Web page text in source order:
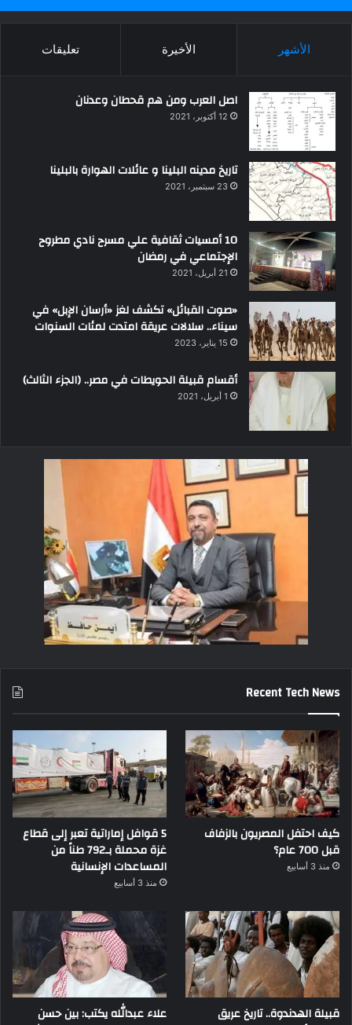
الأشهر الأخيرة تعليقات
اصل العرب ومن هم قحطان وعدنان
12 أكتوبر، 2021
تاريخ مدينه البلينا و عائلات الهوارة بالبلينا
23 سبتمبر، 2021
10 أمسيات ثقافية علي مسرح نادي مطروح
الإجتماعي في رمضان
21 أبريل، 2021
«صوت القبائل» تكشف لغز «أرسان الإبل» في
سيناء.. سلالات عريقة امتدت لمئات السنوات
15 يناير، 2023
أقسام قبيلة الحويطات في مصر.. (الجزء الثالث)
1 أبريل، 2021
Recent Tech News
كيف احتفل المصريون بالزفاف
قبل 700 عام؟
منذ 3 أسابيع
5 قوافل إماراتية تعبر إلى قطاع
غزة محملة بـ792 طناً من
المساعدات الإنسانية
منذ 3 أسابيع
قبيلة الهدندوة.. تاريخ عريق
علاء عبدالله يكتب: بين حسن